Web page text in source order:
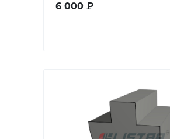
6 000 ₽